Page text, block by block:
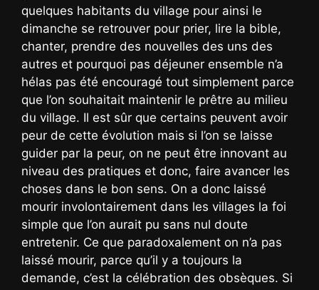
quelques habitants du village pour ainsi le
dimanche se retrouver pour prier, lire la bible,
chanter, prendre des nouvelles des uns des
autres et pourquoi pas déjeuner ensemble n’a
hélas pas été encouragé tout simplement parce
que l’on souhaitait maintenir le prêtre au milieu
du village. Il est sûr que certains peuvent avoir
peur de cette évolution mais si l’on se laisse
guider par la peur, on ne peut être innovant au
niveau des pratiques et donc, faire avancer les
choses dans le bon sens. On a donc laissé
mourir involontairement dans les villages la foi
simple que l’on aurait pu sans nul doute
entretenir. Ce que paradoxalement on n’a pas
laissé mourir, parce qu’il y a toujours la
demande, c’est la célébration des obsèques. Si